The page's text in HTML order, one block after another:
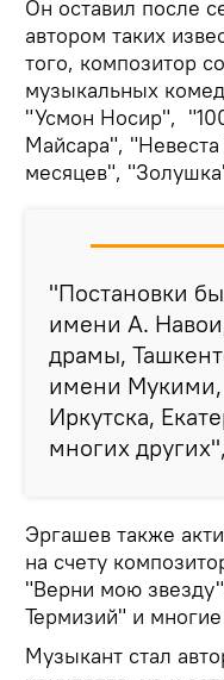
Он оставил после
автором таких
того, композитор
музыкальных
"Усмон Носир",
Майсара",
месяцев",
"Постановки
имени А.
драмы,
имени Мукими,
Иркутска,
многих
Эргашев также
на счету
"Верни мою
Термизий" и
Музыкант стал